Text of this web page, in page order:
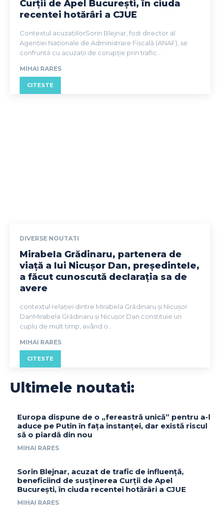
Curții de Apel București, în ciuda
recentei hotărâri a CJUE
Contextul acuzațiilorSorin Blejnar, fost director al
Agenției Naționale de Administrare Fiscală (ANAF), se
confruntă cu acuzații de corupție prin trafic...
MIHAI RARES
CITESTE
DIVERSE NOUTATI
Mirabela Grădinaru, partenera de
viață a lui Nicușor Dan, președintele,
a făcut cunoscută declarația sa de
avere
contextul relației dintre Mirabela Grădinaru și Nicușor
DanMirabela Grădinaru și Nicușor Dan constituie un
cuplu de mult timp, având o...
MIHAI RARES
CITESTE
Ultimele noutati:
Europa dispune de o „fereastră unică” pentru a-l
aduce pe Putin în fața instanței, dar există riscul
să o piardă din nou
MIHAI RARES
Sorin Blejnar, acuzat de trafic de influență,
beneficiind de susținerea Curții de Apel
București, în ciuda recentei hotărâri a CJUE
MIHAI RARES